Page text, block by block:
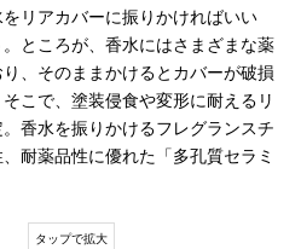
リアカバーに振りかければいい
ところが、香水にはさまざまな薬
、そのままかけるとカバーが破損
こで、塗装侵食や変形に耐えるリ
香水を振りかけるフレグランスチ
耐薬品性に優れた「多孔質セラミ